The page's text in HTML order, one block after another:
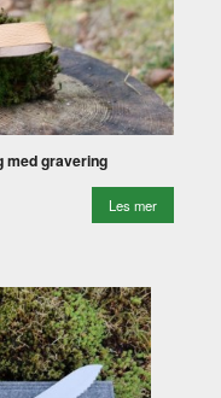
med gravering
Les mer